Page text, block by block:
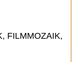
FILMMOZAIK,